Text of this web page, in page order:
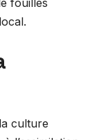
culture